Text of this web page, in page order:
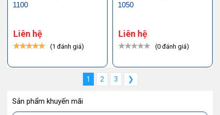
1100
Liên hệ
(1 đánh giá)
1050
Liên hệ
(0 đánh giá)
1 2 3 ❯
Sản phẩm khuyến mãi